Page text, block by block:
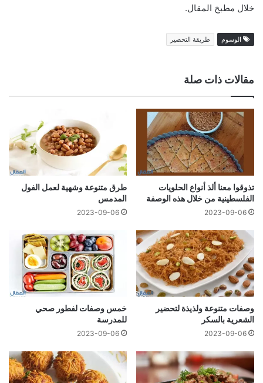
خلال مطبخ المقال.
الوسوم طريقة التحضير
مقالات ذات صلة
تذوقوا معنا ألذ أنواع الحلويات
الفلسطينية من خلال هذه الوصفة
2023-09-06
طرق متنوعة وشهية لعمل الفول
المدمس
2023-09-06
وصفات متنوعة ولذيذة لتحضير
الشعریة بالسكر
2023-09-06
خمس وصفات لفطور صحي
للمدرسة
2023-09-06